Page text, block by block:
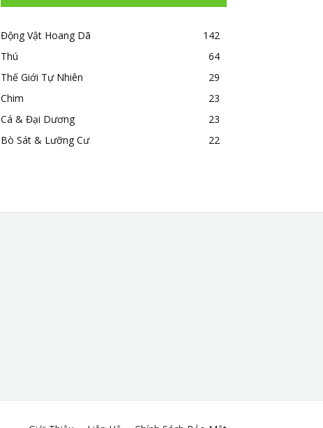
Động Vật Hoang Dã
142
Thú
64
Thế Giới Tự Nhiên
29
Chim
23
Cá & Đại Dương
23
Bò Sát & Lưỡng Cư
22